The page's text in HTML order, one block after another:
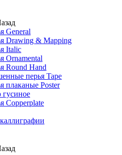
General
Drawing & Mapping
Italic
Ornamental
Round Hand
перья Tape
плаканые Poster
гусиное
Copperplate